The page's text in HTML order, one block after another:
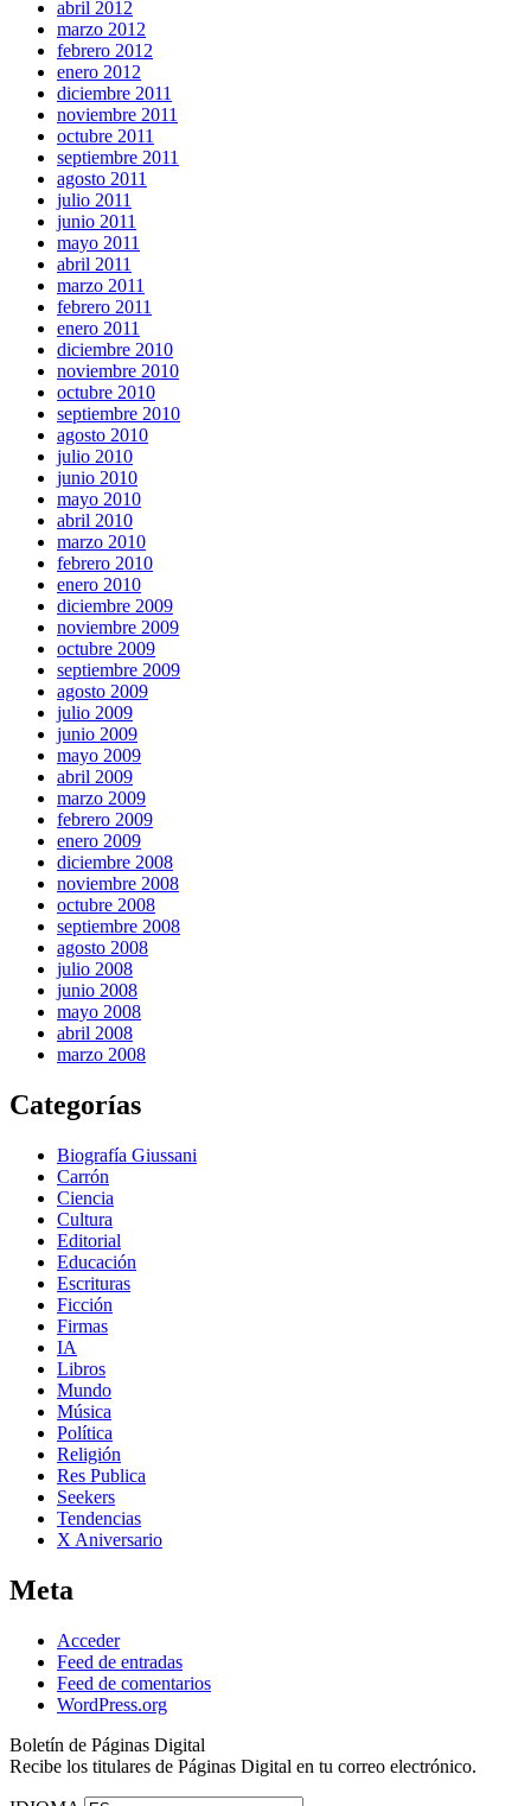
abril 2012
marzo 2012
febrero 2012
enero 2012
diciembre 2011
noviembre 2011
octubre 2011
septiembre 2011
agosto 2011
julio 2011
junio 2011
mayo 2011
abril 2011
marzo 2011
febrero 2011
enero 2011
diciembre 2010
noviembre 2010
octubre 2010
septiembre 2010
agosto 2010
julio 2010
junio 2010
mayo 2010
abril 2010
marzo 2010
febrero 2010
enero 2010
diciembre 2009
noviembre 2009
octubre 2009
septiembre 2009
agosto 2009
julio 2009
junio 2009
mayo 2009
abril 2009
marzo 2009
febrero 2009
enero 2009
diciembre 2008
noviembre 2008
octubre 2008
septiembre 2008
agosto 2008
julio 2008
junio 2008
mayo 2008
abril 2008
marzo 2008
Categorías
Biografía Giussani
Carrón
Ciencia
Cultura
Editorial
Educación
Escrituras
Ficción
Firmas
IA
Libros
Mundo
Música
Política
Religión
Res Publica
Seekers
Tendencias
X Aniversario
Meta
Acceder
Feed de entradas
Feed de comentarios
WordPress.org
Boletín de Páginas Digital
Recibe los titulares de Páginas Digital en tu correo electrónico.